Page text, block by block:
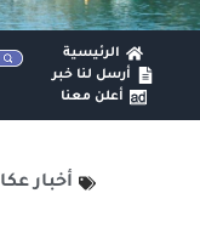
الرئيسية
أرسل لنا خبر
أعلن معنا
أخبار عكا